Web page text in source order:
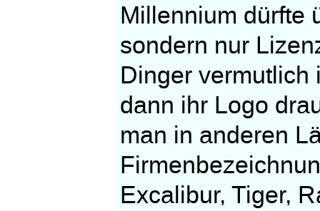
Millennium dürfte
sondern nur
Dinger
dann ihr Logo
man in anderen
Excalibur, Tiger,